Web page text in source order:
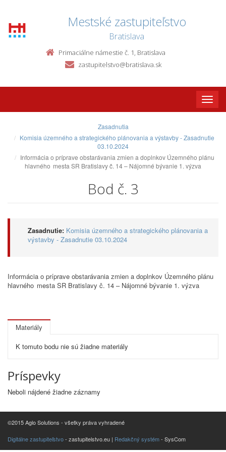
Mestské zastupiteľstvo
Bratislava
Primaciálne námestie č. 1, Bratislava
zastupitelstvo@bratislava.sk
Toggle
Zasadnutia
Komisia územného a strategického plánovania a výstavby - Zasadnutie
03.10.2024
Informácia o príprave obstarávania zmien a doplnkov Územného plánu
hlavného mesta SR Bratislavy č. 14 – Nájomné bývanie 1. výzva
Bod č. 3
Zasadnutie: Komisia územného a strategického plánovania a
výstavby - Zasadnutie 03.10.2024
Informácia o príprave obstarávania zmien a doplnkov Územného plánu
hlavného mesta SR Bratislavy č. 14 – Nájomné bývanie 1. výzva
Materiály
K tomuto bodu nie sú žiadne materiály
Príspevky
Neboli nájdené žiadne záznamy
©2015 Aglo Solutions - všetky práva vyhradené
Digitálne zastupiteľstvo- zastupitelstvo.eu | Redakčný systém- SysCom